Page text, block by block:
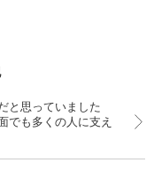
と思っていました
でも多くの人に支え